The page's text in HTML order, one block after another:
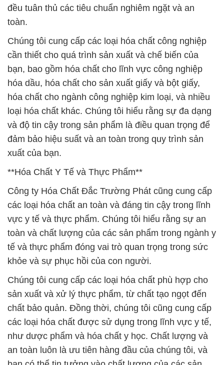
đều tuân thủ các tiêu chuẩn nghiêm ngặt và an
toàn.
Chúng tôi cung cấp các loại hóa chất công nghiệp
cần thiết cho quá trình sản xuất và chế biến của
bạn, bao gồm hóa chất cho lĩnh vực công nghiệp
hóa dầu, hóa chất cho sản xuất giấy và bột giấy,
hóa chất cho ngành công nghiệp kim loại, và nhiều
loại hóa chất khác. Chúng tôi hiểu rằng sự đa dạng
và độ tin cậy trong sản phẩm là điều quan trọng để
đảm bảo hiệu suất và an toàn trong quy trình sản
xuất của bạn.
**Hóa Chất Y Tế và Thực Phẩm**
Công ty Hóa Chất Đắc Trường Phát cũng cung cấp
các loại hóa chất an toàn và đáng tin cậy trong lĩnh
vực y tế và thực phẩm. Chúng tôi hiểu rằng sự an
toàn và chất lượng của các sản phẩm trong ngành y
tế và thực phẩm đóng vai trò quan trọng trong sức
khỏe và sự phục hồi của con người.
Chúng tôi cung cấp các loại hóa chất phù hợp cho
sản xuất và xử lý thực phẩm, từ chất tạo ngọt đến
chất bảo quản. Đồng thời, chúng tôi cũng cung cấp
các loại hóa chất được sử dụng trong lĩnh vực y tế,
như dược phẩm và hóa chất y học. Chất lượng và
an toàn luôn là ưu tiên hàng đầu của chúng tôi, và